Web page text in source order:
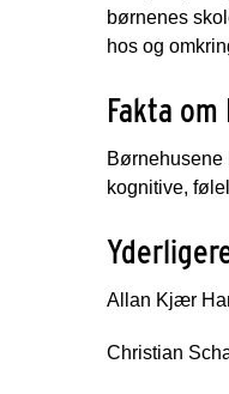
børnenes
hos og
Fakta
Børnehusene
kognitive,
Allan Kjær
Christian